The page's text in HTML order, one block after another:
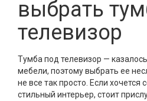
выбрать
телевизор
Тумба под телевизор —
мебели, поэтому выбрать ее
не все так просто. Если хочется
стильный интерьер, стоит